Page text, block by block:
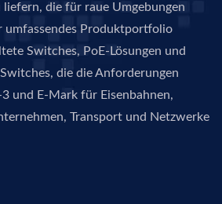
liefern, die für raue Umgebungen
umfassendes Produktportfolio
Switches, PoE-Lösungen und
die die Anforderungen
und E-Mark für Eisenbahnen,
Transport und Netzwerke